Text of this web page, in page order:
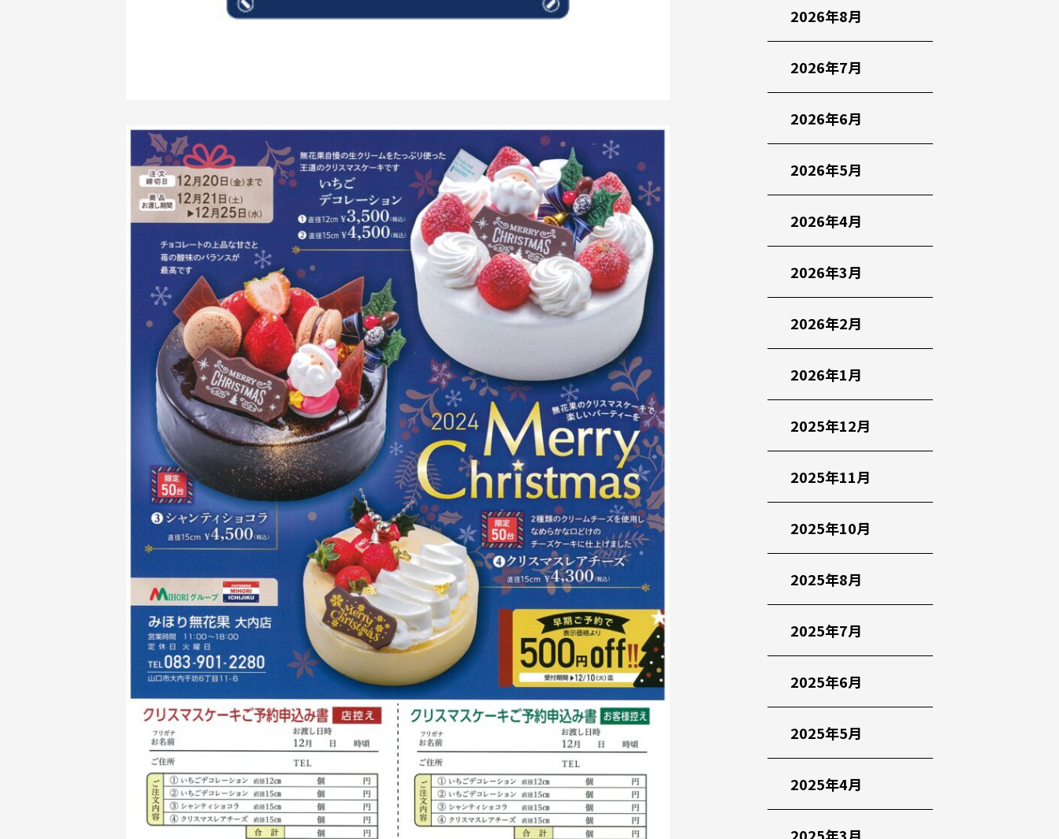
2026年8月
2026年7月
2026年6月
2026年5月
2026年4月
2026年3月
2026年2月
2026年1月
2025年12月
2025年11月
2025年10月
2025年8月
2025年7月
2025年6月
2025年5月
2025年4月
2025年3月